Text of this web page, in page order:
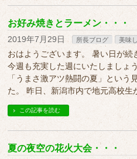
お好み焼きとラーメン・・・
2019年7月29日 所長ブログ 美味
おはようございます。 暑い日が続
今週も充実した週にいたしましょ
「うまさ激アツ熱闘の夏」という
た。 昨日、新潟市内で地元高校生
この記事を読む
夏の夜空の花火大会・・・